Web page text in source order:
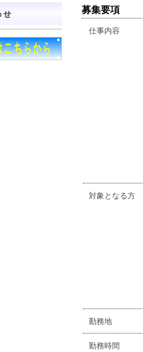
募集要項
仕事内容
対象となる方
勤務地
勤務時間